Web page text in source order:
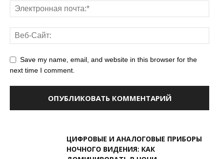
Save my name, email, and website in this browser for the
next time I comment.
ЦИФРОВЫЕ И АНАЛОГОВЫЕ ПРИБОРЫ
НОЧНОГО ВИДЕНИЯ: КАК